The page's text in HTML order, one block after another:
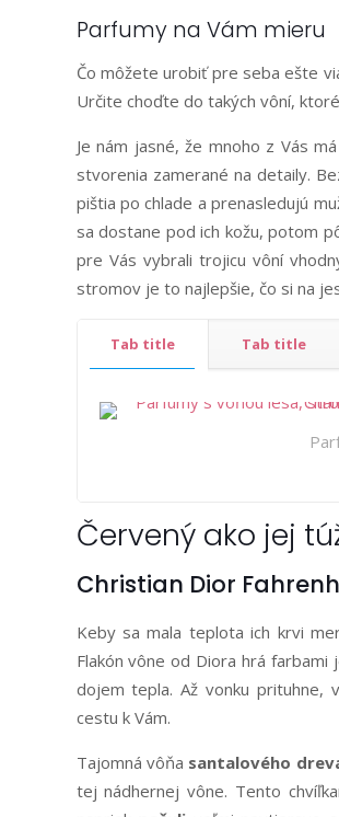
Parfumy na Vám mieru
Čo môžete urobiť pre seba ešte
Určite choďte do takých vôní,
Je nám jasné, že mnoho z Vás
stvorenia zamerané na detaily.
pištia po chlade a prenasledujú
sa dostane pod ich kožu, potom
pre Vás vybrali trojicu vôní
stromov je to najlepšie, čo si na
Tab title Tab title
Červený ako jej
Christian Dior
Keby sa mala teplota ich krvi
Flakón vône od Diora hrá
dojem tepla. Až vonku prituhne,
cestu k Vám.
Tajomná vôňa santalového
tej nádhernej vône. Tento